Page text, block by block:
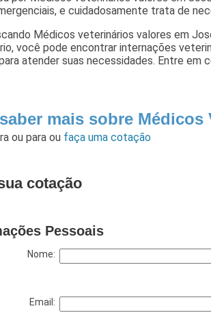
e cuidadosamente trata de
Médicos veterinários valores em
você pode encontrar internações
atender suas necessidades. Entre
mais sobre
ou paraou faça uma cotação
cotação
Pessoais
Nome:
Email: